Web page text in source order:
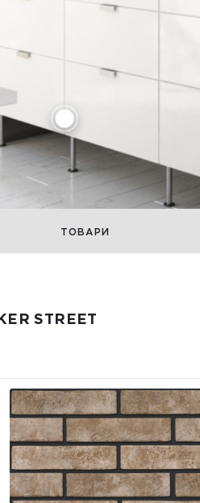
ТОВАРИ
STREET